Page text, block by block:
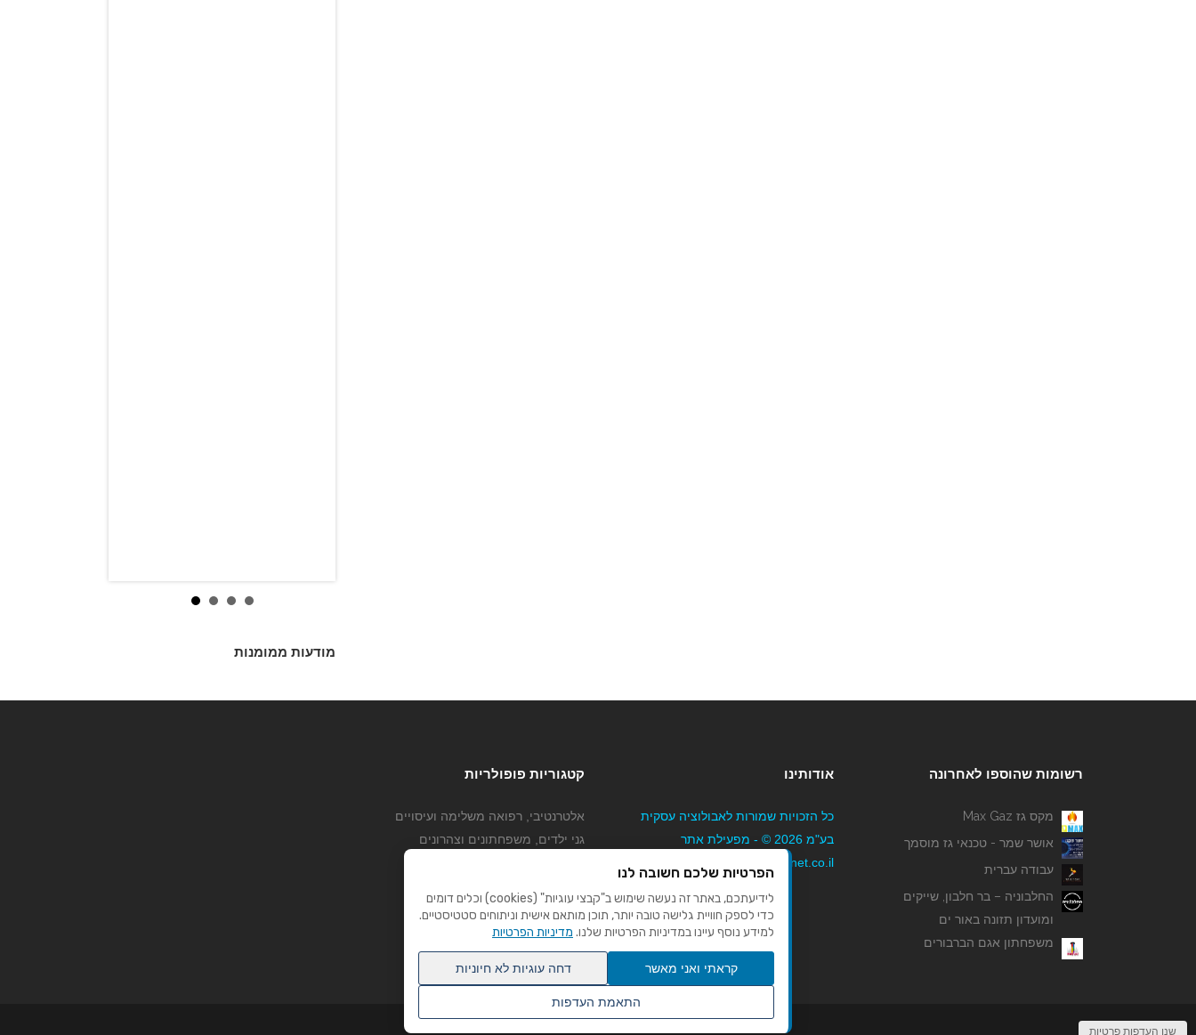
מודעות ממומנות
רשומות שהוספו לאחרונה
מקס גז Max Gaz
אושר שמר - טכנאי גז מוסמך
עבודה עברית
החלבוניה – בר חלבון, שייקים
ומועדון תזונה באור ים
משפחתון אגם הברבורים
אודותינו
כל הזכויות שמורות לאבולוציה עסקית
בע"מ 2026 © - מפעילת אתר
Mybiznet.co.il
קטגוריות פופולריות
אלטרנטיבי, רפואה משלימה ועיסויים
גני ילדים, משפחתונים וצהרונים
הפרטיות שלכם חשובה לנו
לידיעתכם, באתר זה נעשה שימוש ב"קבצי עוגיות" (cookies) וכלים דומים
כדי לספק חוויית גלישה טובה יותר, תוכן מותאם אישית וניתוחים סטטיסטיים.
למידע נוסף עיינו במדיניות הפרטיות שלנו. מדיניות הפרטיות
קראתי ואני מאשר דחה עוגיות לא חיוניות
התאמת העדפות
שנו העדפות פרטיות